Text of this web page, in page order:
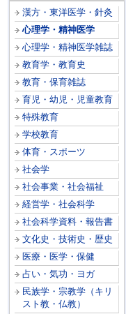
漢方・東洋医学・針灸
心理学・精神医学
心理学・精神医学雑誌
教育学・教育史
教育・保育雑誌
育児・幼児・児童教育
特殊教育
学校教育
体育・スポーツ
社会学
社会事業・社会福祉
経営学・社会科学
社会科学資料・報告書
文化史・技術史・歴史
医療・医学・保健
占い・気功・ヨガ
民族学・宗教学（キリ
スト教・仏教）